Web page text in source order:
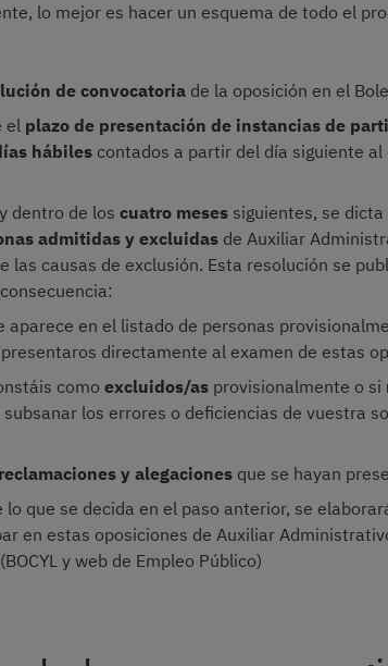
lo mejor es hacer un esquema de todo el
de convocatoria de la oposición en el
el plazo de presentación de instancias de
hábiles contados a partir del día siguiente
dentro de los cuatro meses siguientes, se
admitidas y excluidas de Auxiliar
las causas de exclusión. Esta resolución se
aparece en el listado de personas
directamente al examen de estas
como excluidos/as provisionalmente o si
los errores o deficiencias de vuestra
y alegaciones que se hayan
que se decida en el paso anterior, se
en estas oposiciones de Auxiliar
y web de Empleo Público)